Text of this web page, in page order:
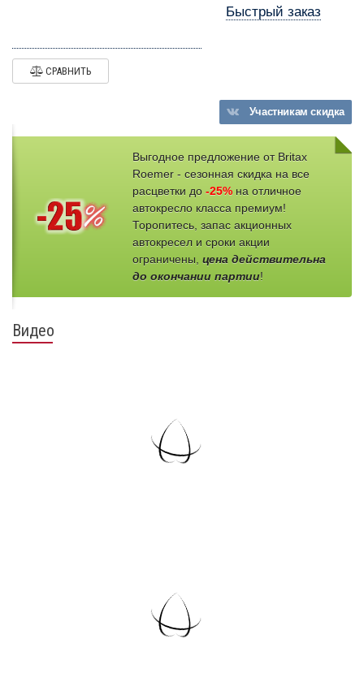
Быстрый заказ
СРАВНИТЬ
Участникамскидка
Выгодное предложение от Britax
Roemer - сезонная скидка на все
расцветки до -25% на отличное
автокресло класса премиум!
Торопитесь, запас акционных
автокресел и сроки акции
ограничены, цена действительна
до окончании партии!
Видео